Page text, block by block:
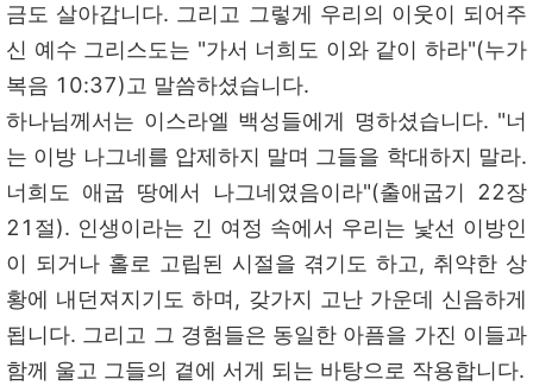
금도 살아갑니다. 그리고 그렇게 우리의 이웃이 되어주
신 예수 그리스도는 "가서 너희도 이와 같이 하라"(누가
복음 10:37)고 말씀하셨습니다.
하나님께서는 이스라엘 백성들에게 명하셨습니다. "너
는 이방 나그네를 압제하지 말며 그들을 학대하지 말라.
너희도 애굽 땅에서 나그네였음이라"(출애굽기 22장
21절). 인생이라는 긴 여정 속에서 우리는 낯선 이방인
이 되거나 홀로 고립된 시절을 겪기도 하고, 취약한 상
황에 내던져지기도 하며, 갖가지 고난 가운데 신음하게
됩니다. 그리고 그 경험들은 동일한 아픔을 가진 이들과
함께 울고 그들의 곁에 서게 되는 바탕으로 작용합니다.